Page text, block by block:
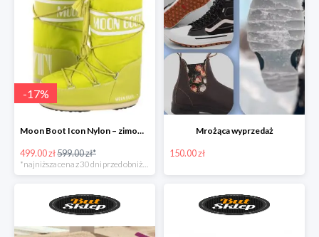
-17%
Moon Boot Icon Nylon – zimowe śniegowce dla dzieci
499.00 zł599.00 zł*
Mrożąca wyprzedaż
150.00 zł